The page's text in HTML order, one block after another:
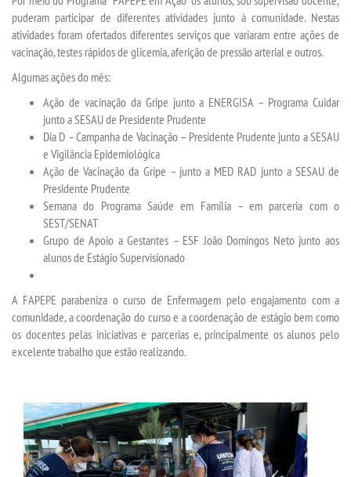
MATRÍCULA
EDITAL
PUBLICAÇÕES
DESTAQUES
REVISTAS ELETRÔNICAS
REVISTA SABER ACADÊMICO
ANAIS EICI
UNIESP NEWS
BOLETINS
REPOSITÓRIO
puderam participar de diferentes atividades junto à comunidade. Nestas
atividades foram ofertados diferentes serviços que variaram entre ações de
vacinação, testes rápidos de glicemia, aferição de pressão arterial e outros.
Algumas ações do mês:
Ação de vacinação da Gripe junto a ENERGISA – Programa Cuidar
junto a SESAU de Presidente Prudente
Dia D – Campanha de Vacinação – Presidente Prudente junto a SESAU
e Vigilância Epidemiológica
Ação de Vacinação da Gripe – junto a MED RAD junto a SESAU de
Presidente Prudente
Semana do Programa Saúde em Família – em parceria com o
SEST/SENAT
Grupo de Apoio a Gestantes – ESF João Domingos Neto junto aos
alunos de Estágio Supervisionado
A FAPEPE parabeniza o curso de Enfermagem pelo engajamento com a
comunidade, a coordenação do curso e a coordenação de estágio bem como
os docentes pelas iniciativas e parcerias e, principalmente os alunos pelo
excelente trabalho que estão realizando.